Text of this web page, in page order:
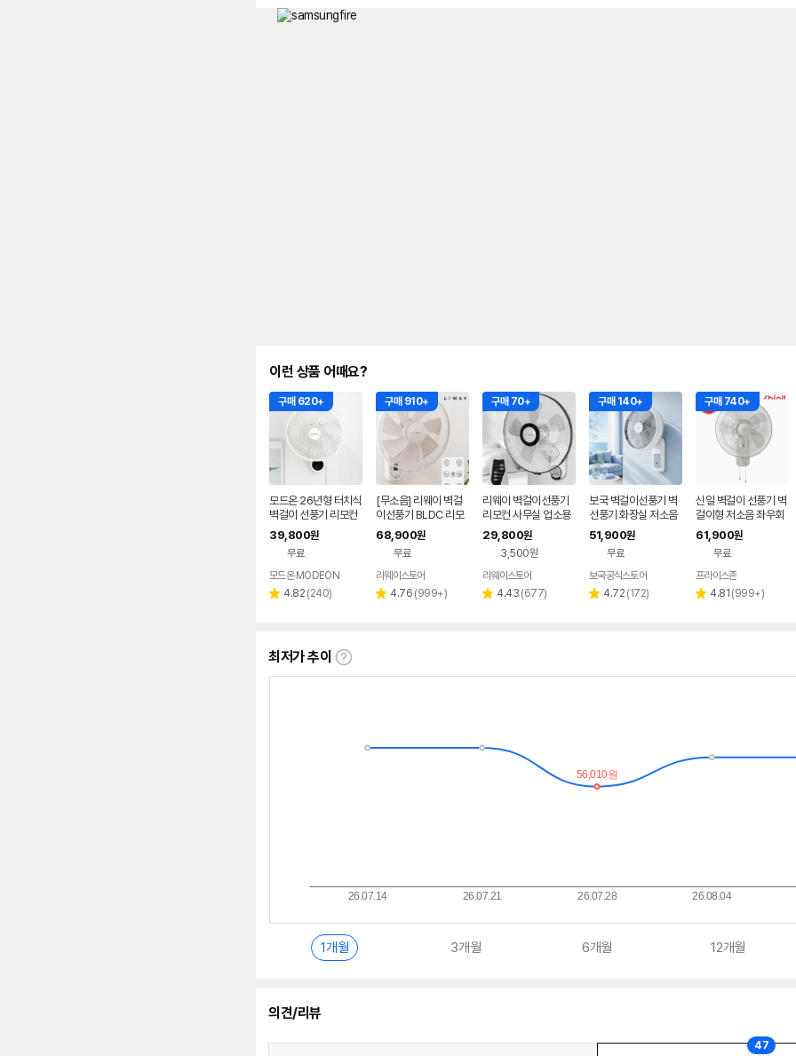
이런 상품 어때요?
구매 620+
모드온 26년형 터치식
벽걸이 선풍기 리모컨
가정용 업소용 사무실
39,800원
무료
모드온 MODEON
별 4.82 리
(240)
구매 910+
[무소음] 리웨이 벽걸
이선풍기 BLDC 리모
컨 저소음 벽선풍기
68,900원
무료
리웨이스토어
별 4.76 리
(999+)
구매 70+
리웨이 벽걸이선풍기
리모컨 사무실 업소용
식당 벽선풍기 655
29,800원
3,500원
리웨이스토어
별 4.43 리
(677)
구매 140+
보국 벽걸이선풍기 벽
선풍기 화장실 저소음
가정용 거실
51,900원
무료
보국공식스토어
별 4.72 리
(172)
구매 740+
신일 벽걸이 선풍기 벽
걸이형 저소음 좌우회
전 벽선풍기
61,900원
무료
프라이스존
별 4.81 리
(999+)
최저가 추이
최
1개월 3개월 6개월 12개월
의견/리뷰
47